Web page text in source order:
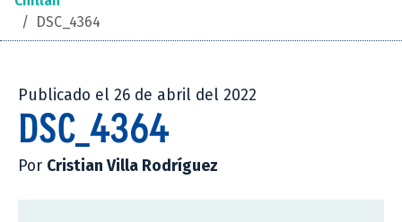
/ DSC_4364
Publicado el 26 de abril del 2022
DSC_4364
Por Cristian Villa Rodríguez